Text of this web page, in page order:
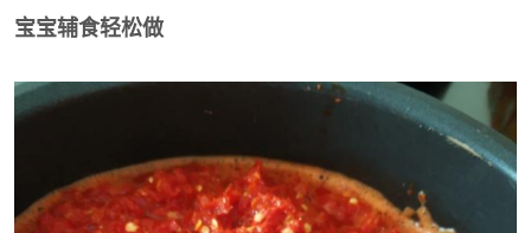
宝宝辅食轻松做